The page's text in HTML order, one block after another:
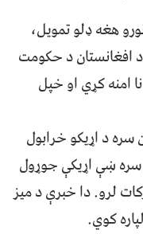
هغه ډلو تمویل،
افغانستان د حکومت
امنه کړي او خپل
سره د اړیکو خرابول
ښې اړیکې جوړول
لرو. دا خبرې د میز
کوي.